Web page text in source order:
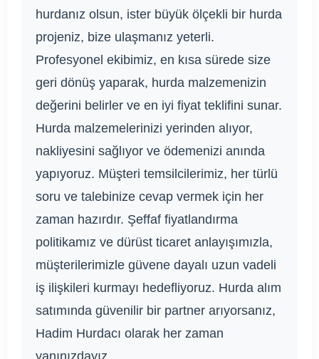
hurdanız olsun, ister büyük ölçekli bir hurda
projeniz, bize ulaşmanız yeterli.
Profesyonel ekibimiz, en kısa sürede size
geri dönüş yaparak, hurda malzemenizin
değerini belirler ve en iyi fiyat teklifini sunar.
Hurda malzemelerinizi yerinden alıyor,
nakliyesini sağlıyor ve ödemenizi anında
yapıyoruz. Müşteri temsilcilerimiz, her türlü
soru ve talebinize cevap vermek için her
zaman hazırdır. Şeffaf fiyatlandırma
politikamız ve dürüst ticaret anlayışımızla,
müşterilerimizle güvene dayalı uzun vadeli
iş ilişkileri kurmayı hedefliyoruz. Hurda alım
satımında güvenilir bir partner arıyorsanız,
Hadim Hurdacı olarak her zaman